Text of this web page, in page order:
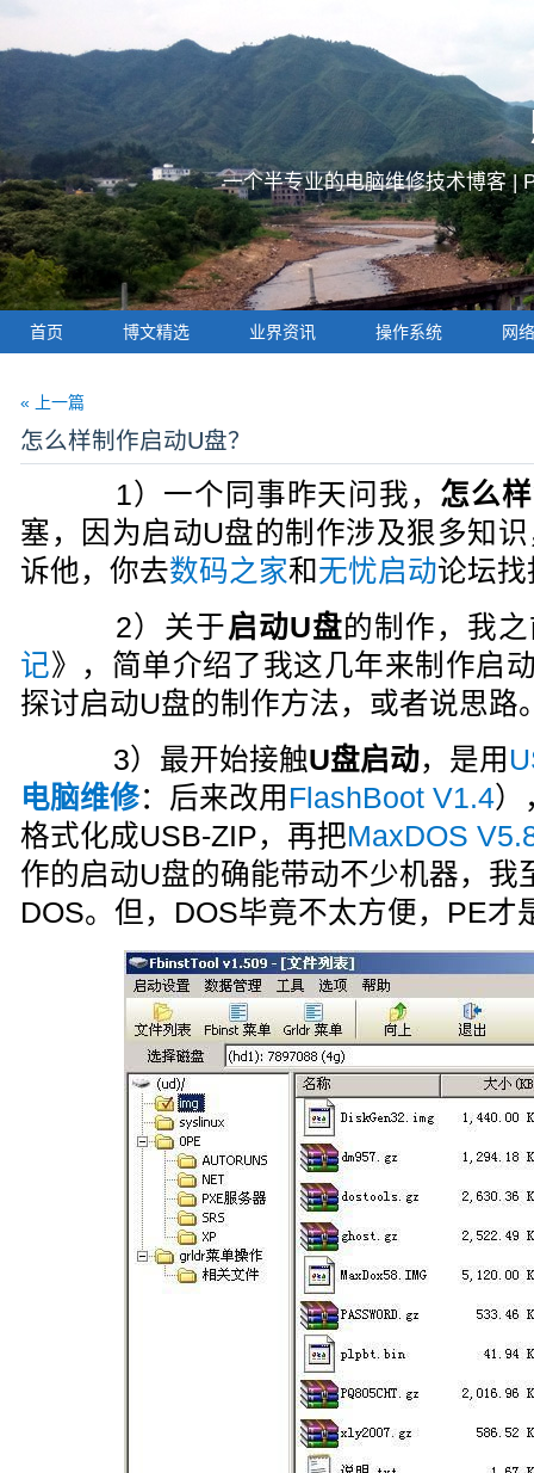
一个半专业的电脑维修技术博客 |
首页 博文精选 业界资讯 操作系统 网
« 上一篇
怎么样制作启动U盘？
1）一个同事昨天问我， 怎么
塞，因为启动U盘的制作涉及狠多知
诉他，你去数码之家和无忧启动论坛
2）关于启动U盘的制作，我
记》，简单介绍了我这几年来制作启
探讨启动U盘的制作方法，或者说思路
3）最开始接触U盘启动，是用
电脑维修：后来改用 FlashBoot V1.4）
格式化成USB-ZIP，再把MaxDOS
作的启动U盘的确能带动不少机器，我
DOS。但，DOS毕竟不太方便，PE才